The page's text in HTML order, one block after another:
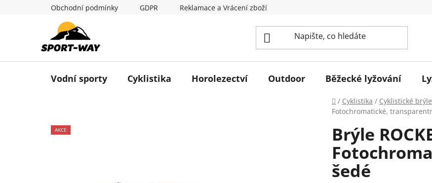
Obchodní podmínky GDPR Reklamace a Vrácení zboží
Vodní sporty Cyklistika Horolezectví Outdoor Běžecké lyžování
Domů
/ Cyklistika / Cyklistické brýle
Fotochromatické,
Brýle
šedé
AKCE